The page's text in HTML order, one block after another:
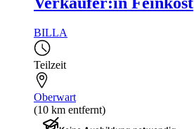
BILLA
Teilzeit
Oberwart
(10 km entfernt)